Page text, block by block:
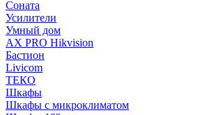
Соната
Усилители
Умный дом
AX PRO Hikvision
Бастион
Livicom
ТЕКО
Шкафы
Шкафы с микроклиматом